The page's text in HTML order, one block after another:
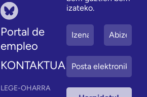
Portal de
empleo
KONTAKTUA
LEGE-OHARRA
izateko.